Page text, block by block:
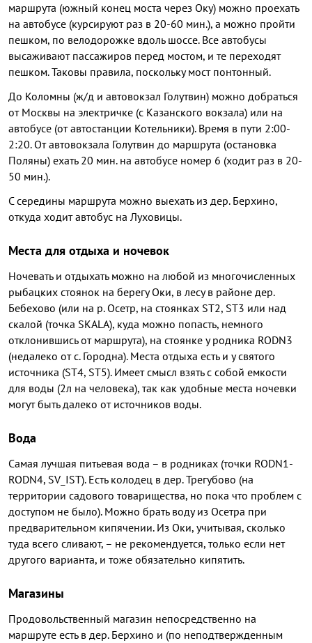
маршрута (южный конец моста через Оку) можно проехать
на автобусе (курсируют раз в 20-60 мин.), а можно пройти
пешком, по велодорожке вдоль шоссе. Все автобусы
высаживают пассажиров перед мостом, и те переходят
пешком. Таковы правила, поскольку мост понтонный.
До Коломны (ж/д и автовокзал Голутвин) можно добраться
от Москвы на электричке (с Казанского вокзала) или на
автобусе (от автостанции Котельники). Время в пути 2:00-
2:20. От автовокзала Голутвин до маршрута (остановка
Поляны) ехать 20 мин. на автобусе номер 6 (ходит раз в 20-
50 мин.).
С середины маршрута можно выехать из дер. Берхино,
откуда ходит автобус на Луховицы.
Места для отдыха и ночевок
Ночевать и отдыхать можно на любой из многочисленных
рыбацких стоянок на берегу Оки, в лесу в районе дер.
Бебехово (или на р. Осетр, на стоянках ST2, ST3 или над
скалой (точка SKALA), куда можно попасть, немного
отклонившись от маршрута), на стоянке у родника RODN3
(недалеко от с. Городна). Места отдыха есть и у святого
источника (ST4, ST5). Имеет смысл взять с собой емкости
для воды (2л на человека), так как удобные места ночевки
могут быть далеко от источников воды.
Вода
Самая лучшая питьевая вода – в родниках (точки RODN1-
RODN4, SV_IST). Есть колодец в дер. Трегубово (на
территории садового товарищества, но пока что проблем с
доступом не было). Можно брать воду из Осетра при
предварительном кипячении. Из Оки, учитывая, сколько
туда всего сливают, – не рекомендуется, только если нет
другого варианта, и тоже обязательно кипятить.
Магазины
Продовольственный магазин непосредственно на
маршруте есть в дер. Берхино и (по неподтвержденным